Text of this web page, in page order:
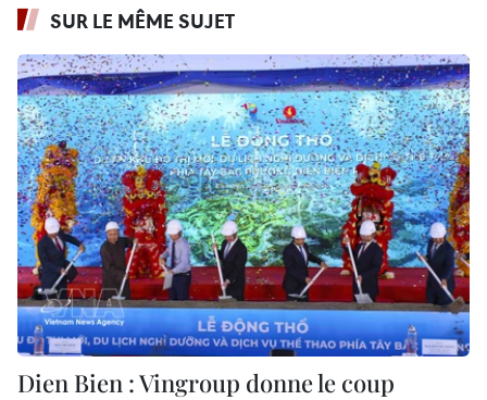
SUR LE MÊME SUJET
Dien Bien : Vingroup donne le coup